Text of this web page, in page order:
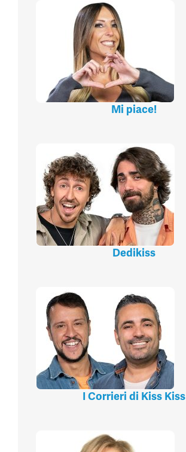
Mi piace!
Dedikiss
I Corrieri di Kiss Kiss